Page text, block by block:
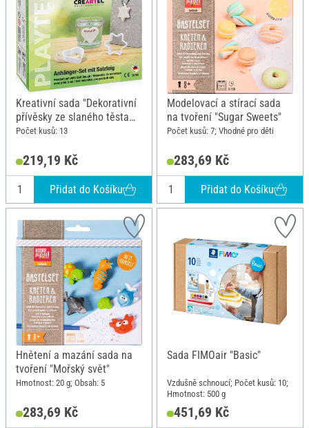
Kreativní sada "Dekorativní
přívěsky ze slaného těsta
srdce a hvězda"
Počet kusů: 13
219,19 Kč
Přidat do Košíku
Modelovací a stírací sada
na tvoření "Sugar Sweets"
Počet kusů: 7; Vhodné pro děti
283,69 Kč
Přidat do Košíku
Hnětení a mazání sada na
tvoření "Mořský svět"
Hmotnost: 20 g; Obsah: 5
283,69 Kč
Sada FIMOair "Basic"
Vzdušně schnoucí; Počet kusů: 10;
Hmotnost: 500 g
451,69 Kč